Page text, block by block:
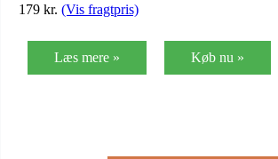
179 kr. (Vis fragtpris)
Læs mere » Køb nu »